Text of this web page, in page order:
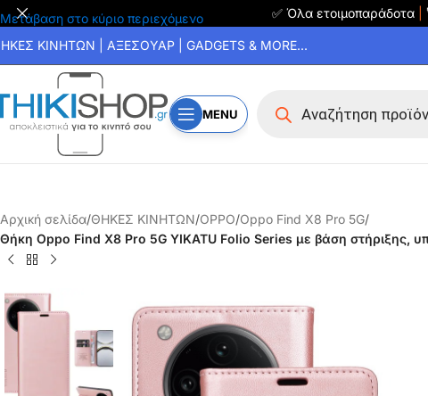
Μετάβαση στο κύριο περιεχόμενο ✅ Όλα ετοιμοπαράδοτα
ΚΙΝΗΤΩΝ | ΑΞΕΣΟΥΑΡ | GADGETS & MORE...
MENU
Αρχική σελίδα/ΘΗΚΕΣ ΚΙΝΗΤΩΝ/OPPO/Oppo Find X8 Pro 5G/
Θήκη Oppo Find X8 Pro 5G YIKATU Folio Series με βάση στήριξης,